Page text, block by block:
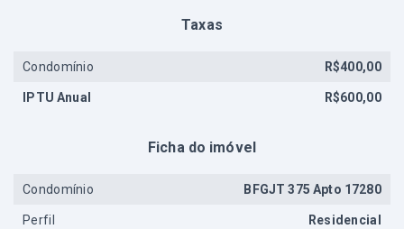
Taxas
Condomínio R$400,00
IPTU Anual R$600,00
Ficha do imóvel
Condomínio BFGJT 375 Apto 17280
Perfil Residencial